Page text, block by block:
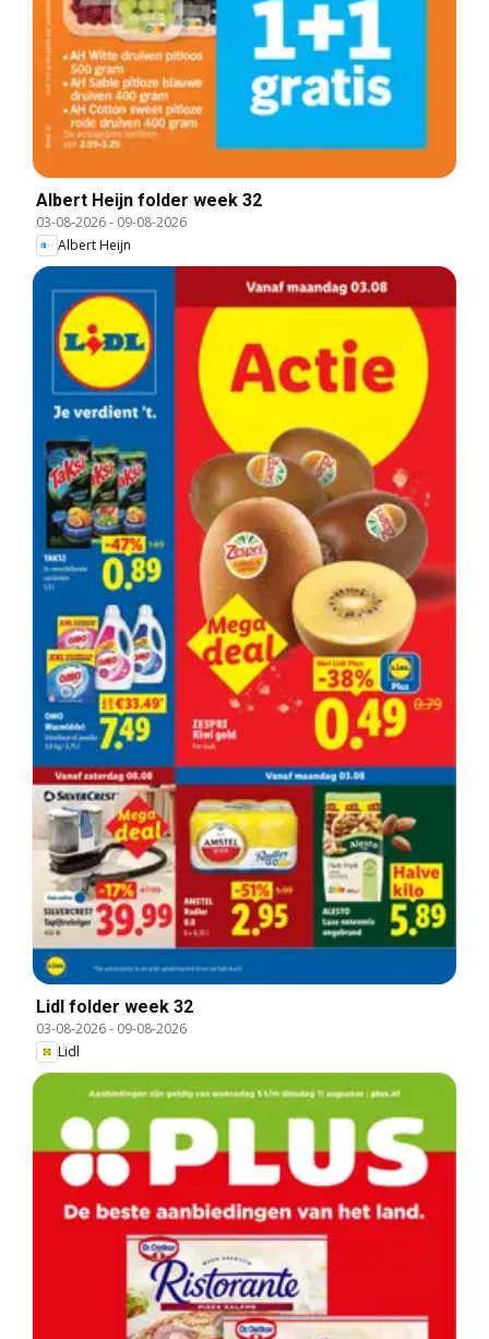
Albert Heijn folder week 32
03-08-2026- 09-08-2026
Albert Heijn
Lidl folder week 32
03-08-2026- 09-08-2026
Lidl